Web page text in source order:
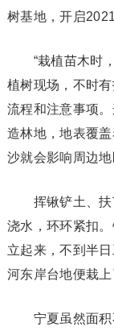
树基地，开启
“栽植苗木时，
植树现场，不时
流程和注意事项
造林地，地表覆
沙就会影响周边地
挥锹铲土、扶
浇水，环环紧扣
立起来，不到半
河东岸台地便栽上
宁夏虽然面积